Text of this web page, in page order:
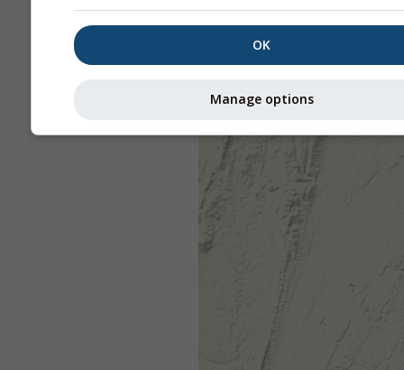
OK
Manage options